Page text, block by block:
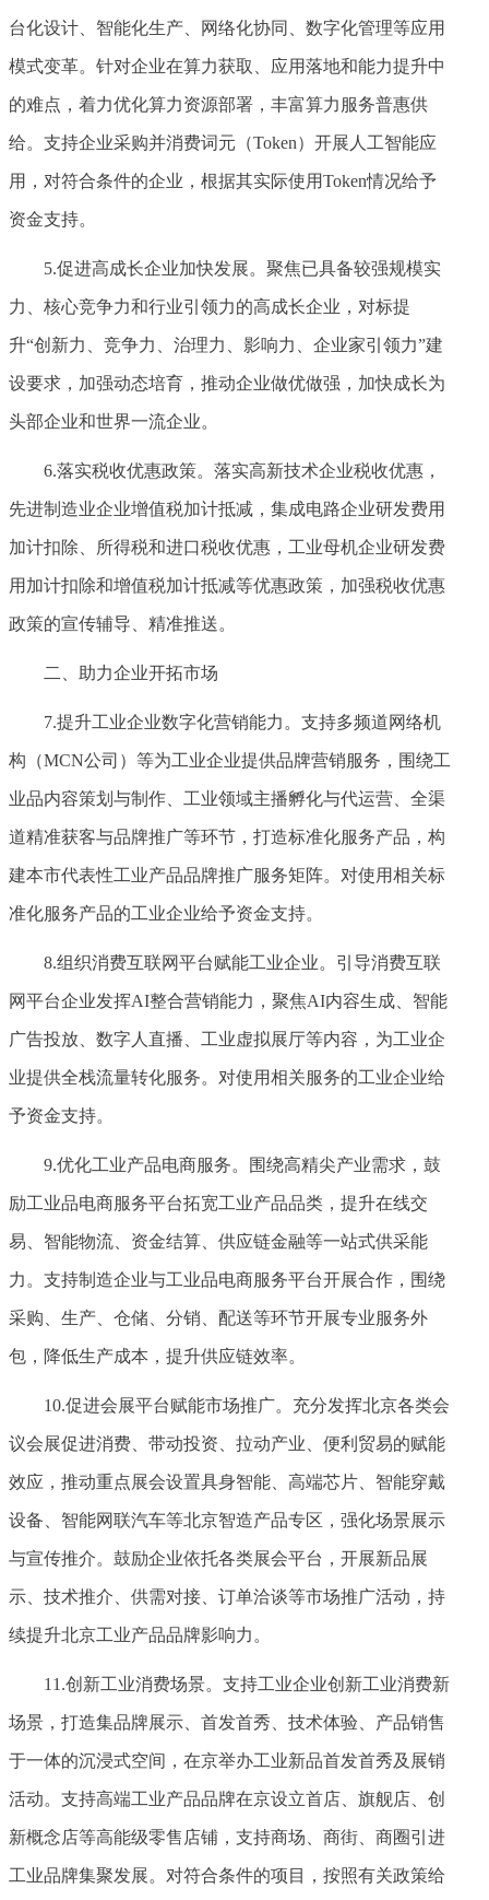
台化设计、智能化生产、网络化协同、数字化管理等应用
模式变革。针对企业在算力获取、应用落地和能力提升中
的难点，着力优化算力资源部署，丰富算力服务普惠供
给。支持企业采购并消费词元（Token）开展人工智能应
用，对符合条件的企业，根据其实际使用Token情况给予
资金支持。
5.促进高成长企业加快发展。聚焦已具备较强规模实
力、核心竞争力和行业引领力的高成长企业，对标提
升“创新力、竞争力、治理力、影响力、企业家引领力”建
设要求，加强动态培育，推动企业做优做强，加快成长为
头部企业和世界一流企业。
6.落实税收优惠政策。落实高新技术企业税收优惠，
先进制造业企业增值税加计抵减，集成电路企业研发费用
加计扣除、所得税和进口税收优惠，工业母机企业研发费
用加计扣除和增值税加计抵减等优惠政策，加强税收优惠
政策的宣传辅导、精准推送。
二、助力企业开拓市场
7.提升工业企业数字化营销能力。支持多频道网络机
构（MCN公司）等为工业企业提供品牌营销服务，围绕工
业品内容策划与制作、工业领域主播孵化与代运营、全渠
道精准获客与品牌推广等环节，打造标准化服务产品，构
建本市代表性工业产品品牌推广服务矩阵。对使用相关标
准化服务产品的工业企业给予资金支持。
8.组织消费互联网平台赋能工业企业。引导消费互联
网平台企业发挥AI整合营销能力，聚焦AI内容生成、智能
广告投放、数字人直播、工业虚拟展厅等内容，为工业企
业提供全栈流量转化服务。对使用相关服务的工业企业给
予资金支持。
9.优化工业产品电商服务。围绕高精尖产业需求，鼓
励工业品电商服务平台拓宽工业产品品类，提升在线交
易、智能物流、资金结算、供应链金融等一站式供采能
力。支持制造企业与工业品电商服务平台开展合作，围绕
采购、生产、仓储、分销、配送等环节开展专业服务外
包，降低生产成本，提升供应链效率。
10.促进会展平台赋能市场推广。充分发挥北京各类会
议会展促进消费、带动投资、拉动产业、便利贸易的赋能
效应，推动重点展会设置具身智能、高端芯片、智能穿戴
设备、智能网联汽车等北京智造产品专区，强化场景展示
与宣传推介。鼓励企业依托各类展会平台，开展新品展
示、技术推介、供需对接、订单洽谈等市场推广活动，持
续提升北京工业产品品牌影响力。
11.创新工业消费场景。支持工业企业创新工业消费新
场景，打造集品牌展示、首发首秀、技术体验、产品销售
于一体的沉浸式空间，在京举办工业新品首发首秀及展销
活动。支持高端工业产品品牌在京设立首店、旗舰店、创
新概念店等高能级零售店铺，支持商场、商街、商圈引进
工业品牌集聚发展。对符合条件的项目，按照有关政策给